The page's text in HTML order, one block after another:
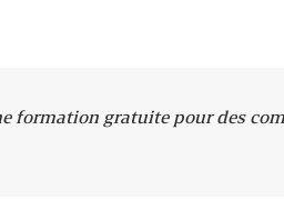
formation gratuite pour des